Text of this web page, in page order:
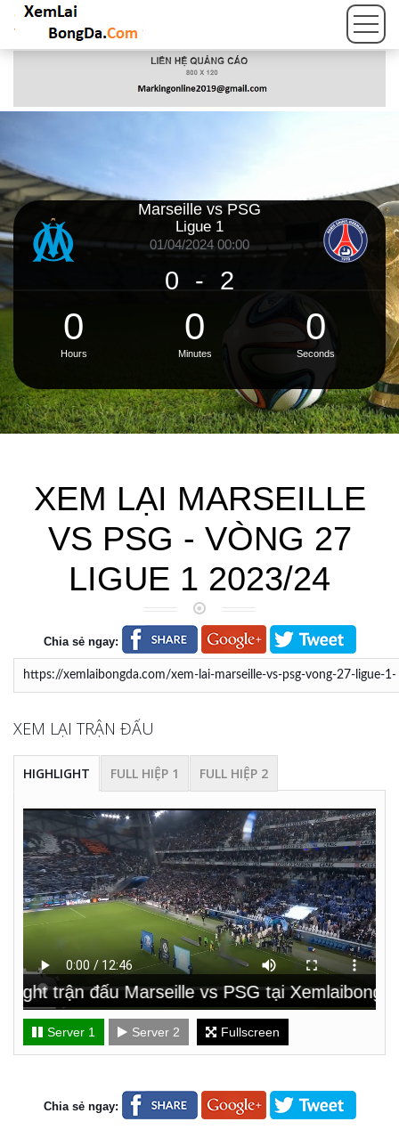
Marseille vs PSG
Ligue 1
01/04/2024 00:00
0 - 2
0
Hours
0
Minutes
0
Seconds
XEM LẠI MARSEILLE
VS PSG - VÒNG 27
LIGUE 1 2023/24
Chia sẻ ngay:
XEM LẠI TRẬN ĐẤU
HIGHLIGHT FULL HIỆP 1 FULL HIỆP 2
trận đấu Marseille vs PSG tại
Server 1 Server 2 Fullscreen
Chia sẻ ngay: